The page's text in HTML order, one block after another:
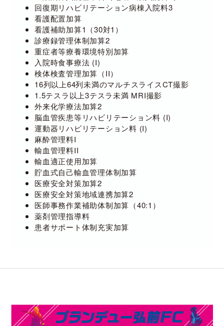
回復期リハビリテーション病棟入院料3
看護配置加算
看護補助加算1（30対1）
診療録管理体制加算2
重症者等療養環境特別加算
入院時食事療法 (I)
検体検査管理加算（II）
16列以上64列未満のマルチスライスCT撮影
1.5テスラ以上3テスラ未満 MRI撮影
外来化学療法加算2
脳血管疾患等リハビリテーション料 (I)
運動器リハビリテーション料 (I)
麻酔管理料I
輸血管理料II
輸血適正使用加算
貯血式自己輸血管理体制加算
医療安全対策加算2
医療安全対策地域連携加算2
医師事務作業補助体制加算（40:1）
薬剤管理指導料
患者サポート体制充実加算